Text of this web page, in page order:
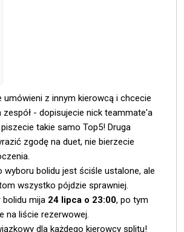
umówieni z innym kierowcą i chcecie
- dopisujecie nick teammate'a
takie samo Top5! Druga
zgodę na duet, nie bierzecie
wyboru bolidu jest ściśle ustalone, ale
wszystko pójdzie sprawniej.
bolidu mija 24 lipca o 23:00, po tym
na liście rezerwowej.
dla każdego kierowcy splitu!